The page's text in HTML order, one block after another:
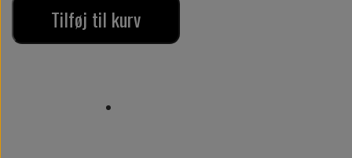
Tilføj til kurv